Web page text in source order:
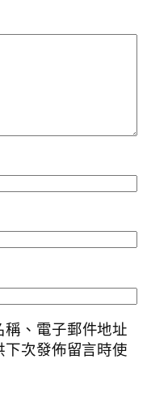
、電子郵件地址
次發佈留言時使